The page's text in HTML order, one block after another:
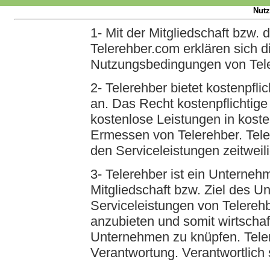
1- Mit der Mitgliedschaft bzw.
Telerehber.com erklären sich
Nutzungsbedingungen von
2- Telerehber bietet
an. Das Recht
kostenlose Leistungen in
Ermessen von Telerehber.
den Serviceleistungen
3- Telerehber ist ein
Mitgliedschaft bzw. Ziel des
Serviceleistungen von
anzubieten und somit
Unternehmen zu knüpfen.
Verantwortung.